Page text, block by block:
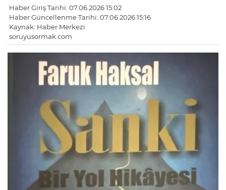
Haber Giriş Tarihi: 07.06.2026 15:02
Haber Güncellenme Tarihi: 07.06.2026 15:16
Kaynak: Haber Merkezi
soruyusormak.com